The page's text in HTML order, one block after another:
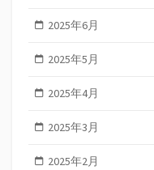
2025年6月
2025年5月
2025年4月
2025年3月
2025年2月